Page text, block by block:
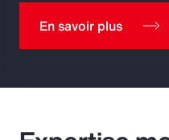
En savoir plus